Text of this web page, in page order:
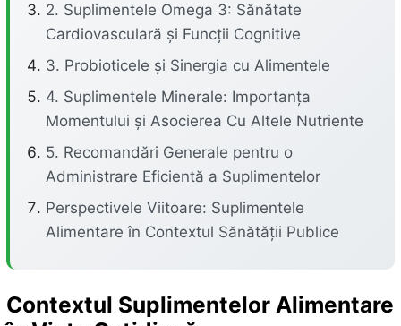
2. Suplimentele Omega 3: Sănătate
Cardiovasculară și Funcții Cognitive
3. Probioticele și Sinergia cu Alimentele
4. Suplimentele Minerale: Importanța
Momentului și Asocierea Cu Altele Nutriente
5. Recomandări Generale pentru o
Administrare Eficientă a Suplimentelor
Perspectivele Viitoare: Suplimentele
Alimentare în Contextul Sănătății Publice
Contextul Suplimentelor Alimentare